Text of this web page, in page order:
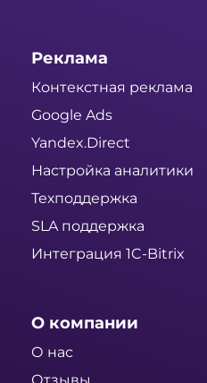
Реклама
Контекстная реклама
Google Ads
Yandex.Direct
Настройка аналитики
Техподдержка
SLA поддержка
Интеграция 1C-Bitrix
О компании
О нас
Отзывы